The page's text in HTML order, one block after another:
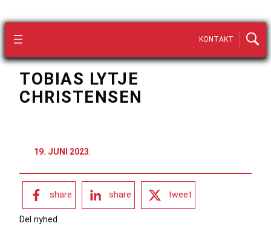
KONTAKT
TOBIAS LYTJE
CHRISTENSEN
19. JUNI 2023:
share share tweet
Del nyhed